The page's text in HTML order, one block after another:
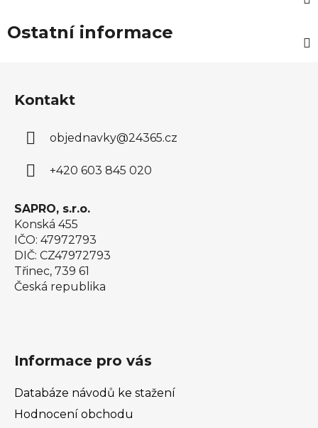
Ostatní informace
Kontakt
objednavky@24365.cz
+420 603 845 020
SAPRO, s.r.o.
Konská 455
IČO: 47972793
DIČ: CZ47972793
Třinec, 739 61
Česká republika
Informace pro vás
Databáze návodů ke stažení
Hodnocení obchodu